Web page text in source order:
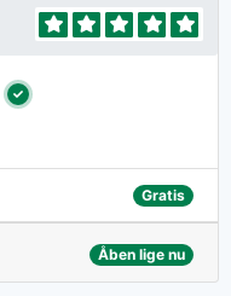
Gratis
Åben lige nu